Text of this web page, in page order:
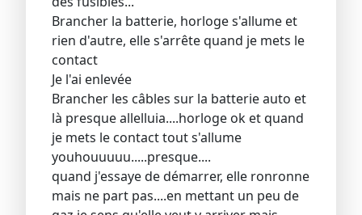
Brancher la batterie, horloge s'allume et
rien d'autre, elle s'arrête quand je mets le
contact
Je l'ai enlevée
Brancher les câbles sur la batterie auto et
là presque allelluia....horloge ok et quand
je mets le contact tout s'allume
youhouuuuu.....presque....
quand j'essaye de démarrer, elle ronronne
mais ne part pas....en mettant un peu de